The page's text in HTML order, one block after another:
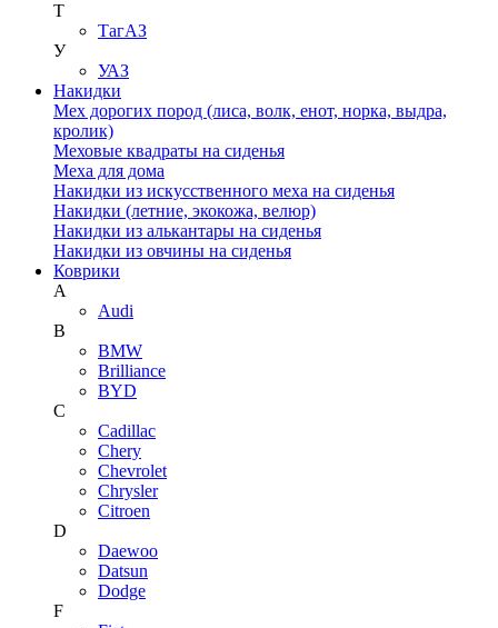
Т
ТагАЗ
У
УАЗ
Накидки
Мех дорогих пород (лиса, волк, енот, норка, выдра,
кролик)
Меховые квадраты на сиденья
Меха для дома
Накидки из искусственного меха на сиденья
Накидки (летние, экокожа, велюр)
Накидки из алькантары на сиденья
Накидки из овчины на сиденья
Коврики
A
Audi
B
BMW
Brilliance
BYD
C
Cadillac
Chery
Chevrolet
Chrysler
Citroen
D
Daewoo
Datsun
Dodge
F